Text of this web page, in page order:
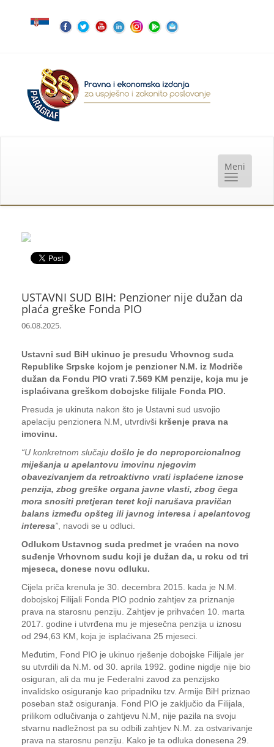
USTAVNI SUD BIH: Penzioner nije dužan da
plaća greške Fonda PIO
06.08.2025.
Ustavni sud BiH ukinuo je presudu Vrhovnog suda
Republike Srpske kojom je penzioner N.M. iz Modriče
dužan da Fondu PIO vrati 7.569 KM penzije, koja mu je
isplaćivana greškom dobojske filijale Fonda PIO.
Presuda je ukinuta nakon što je Ustavni sud usvojio
apelaciju penzionera N.M, utvrdivši kršenje prava na
imovinu.
“U konkretnom slučaju došlo je do neproporcionalnog
miješanja u apelantovu imovinu njegovim
obavezivanjem da retroaktivno vrati isplaćene iznose
penzija, zbog greške organa javne vlasti, zbog čega
mora snositi pretjeran teret koji narušava pravičan
balans između opšteg ili javnog interesa i apelantovog
interesa” , navodi se u odluci.
Odlukom Ustavnog suda predmet je vraćen na novo
suđenje Vrhovnom sudu koji je dužan da, u roku od tri
mjeseca, donese novu odluku.
Cijela priča krenula je 30. decembra 2015. kada je N.M.
dobojskoj Filijali Fonda PIO podnio zahtjev za priznanje
prava na starosnu penziju. Zahtjev je prihvaćen 10. marta
2017. godine i utvrđena mu je mjesečna penzija u iznosu
od 294,63 KM, koja je isplaćivana 25 mjeseci.
Međutim, Fond PIO je ukinuo rješenje dobojske Filijale jer
su utvrdili da N.M. od 30. aprila 1992. godine nigdje nije bio
osiguran, ali da mu je Federalni zavod za penzijsko
invalidsko osiguranje kao pripadniku tzv. Armije BiH priznao
poseban staž osiguranja. Fond PIO je zaključio da Filijala,
prilikom odlučivanja o zahtjevu N.M, nije pazila na svoju
stvarnu nadležnost pa su odbili zahtjev N.M. za ostvarivanje
prava na starosnu penziju. Kako je ta odluka donesena 29.